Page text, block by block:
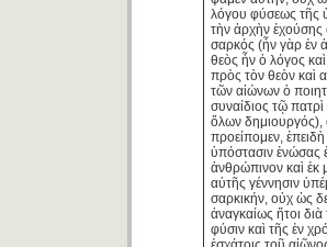
λόγου φύσεως τῆς
τὴν ἀρχὴν
σαρκός (ἦν γὰρ ἐν
θεὸς ἦν ὁ λόγος
πρὸς τὸν θεὸν καὶ
τῶν αἰώνων ὁ
συναίδιος τῷ πατρὶ
ὅλων δημιουργός),
προείπομεν, ἐπειδὴ
ὑπόστασιν ἑνώσας
ἀνθρώπινον καὶ ἐκ
αὐτῆς γέννησιν
σαρκικήν, οὐχ ὡς
ἀναγκαίως ἤτοι διὰ
φύσιν καὶ τῆς ἐν